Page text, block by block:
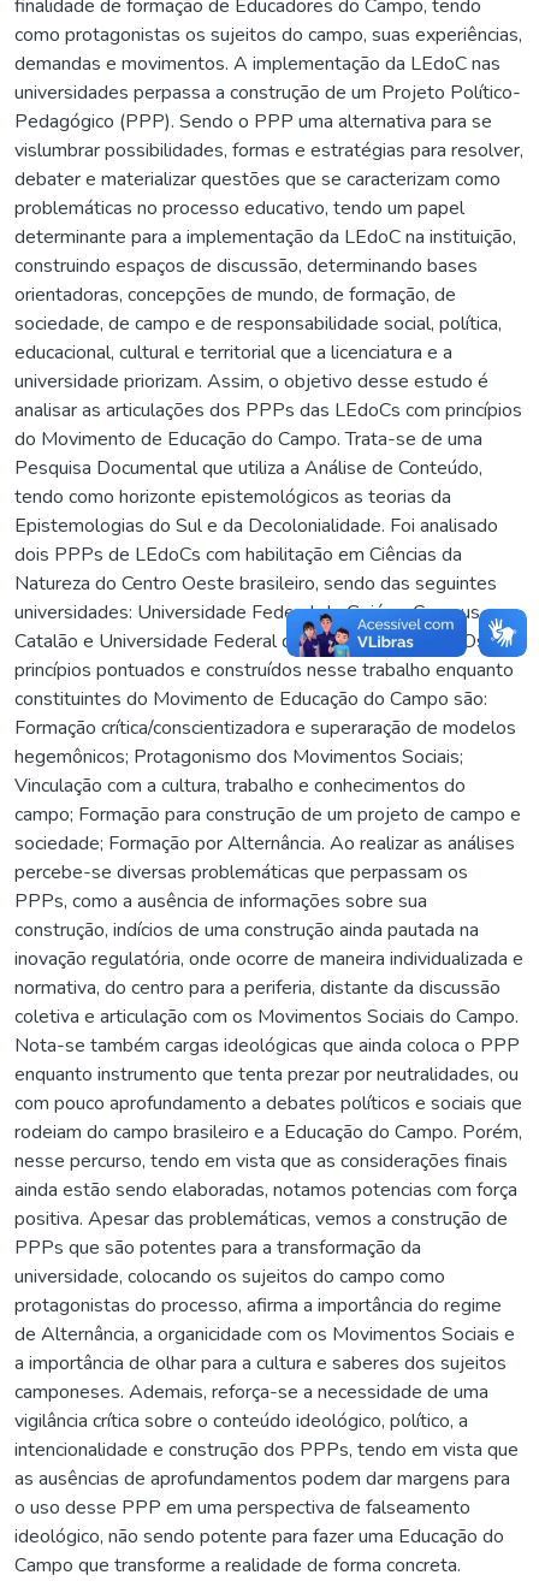
finalidade de formação de Educadores do Campo, tendo
como protagonistas os sujeitos do campo, suas experiências,
demandas e movimentos. A implementação da LEdoC nas
universidades perpassa a construção de um Projeto Político-
Pedagógico (PPP). Sendo o PPP uma alternativa para se
vislumbrar possibilidades, formas e estratégias para resolver,
debater e materializar questões que se caracterizam como
problemáticas no processo educativo, tendo um papel
determinante para a implementação da LEdoC na instituição,
construindo espaços de discussão, determinando bases
orientadoras, concepções de mundo, de formação, de
sociedade, de campo e de responsabilidade social, política,
educacional, cultural e territorial que a licenciatura e a
universidade priorizam. Assim, o objetivo desse estudo é
analisar as articulações dos PPPs das LEdoCs com princípios
do Movimento de Educação do Campo. Trata-se de uma
Pesquisa Documental que utiliza a Análise de Conteúdo,
tendo como horizonte epistemológicos as teorias da
Epistemologias do Sul e da Decolonialidade. Foi analisado
dois PPPs de LEdoCs com habilitação em Ciências da
Natureza do Centro Oeste brasileiro, sendo das seguintes
universidades: Universidade Federal de Goiás – Campus
Catalão e Universidade Federal da Grande Dourados. Os
princípios pontuados e construídos nesse trabalho enquanto
constituintes do Movimento de Educação do Campo são:
Formação crítica/conscientizadora e superaração de modelos
hegemônicos; Protagonismo dos Movimentos Sociais;
Vinculação com a cultura, trabalho e conhecimentos do
campo; Formação para construção de um projeto de campo e
sociedade; Formação por Alternância. Ao realizar as análises
percebe-se diversas problemáticas que perpassam os
PPPs, como a ausência de informações sobre sua
construção, indícios de uma construção ainda pautada na
inovação regulatória, onde ocorre de maneira individualizada e
normativa, do centro para a periferia, distante da discussão
coletiva e articulação com os Movimentos Sociais do Campo.
Nota-se também cargas ideológicas que ainda coloca o PPP
enquanto instrumento que tenta prezar por neutralidades, ou
com pouco aprofundamento a debates políticos e sociais que
rodeiam do campo brasileiro e a Educação do Campo. Porém,
nesse percurso, tendo em vista que as considerações finais
ainda estão sendo elaboradas, notamos potencias com força
positiva. Apesar das problemáticas, vemos a construção de
PPPs que são potentes para a transformação da
universidade, colocando os sujeitos do campo como
protagonistas do processo, afirma a importância do regime
de Alternância, a organicidade com os Movimentos Sociais e
a importância de olhar para a cultura e saberes dos sujeitos
camponeses. Ademais, reforça-se a necessidade de uma
vigilância crítica sobre o conteúdo ideológico, político, a
intencionalidade e construção dos PPPs, tendo em vista que
as ausências de aprofundamentos podem dar margens para
o uso desse PPP em uma perspectiva de falseamento
ideológico, não sendo potente para fazer uma Educação do
Campo que transforme a realidade de forma concreta.